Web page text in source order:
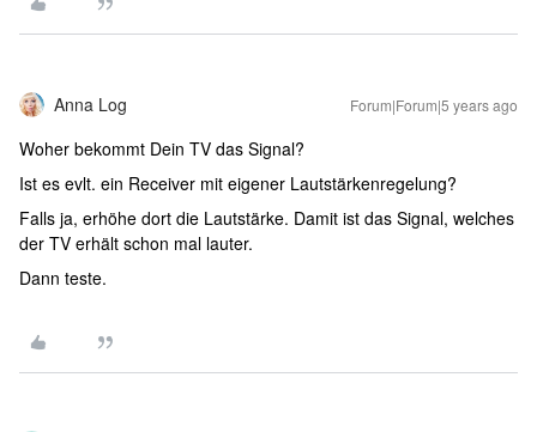
Anna Log Forum|Forum|5 years ago
Woher bekommt Dein TV das Signal?
Ist es evlt. ein Receiver mit eigener Lautstärkenregelung?
Falls ja, erhöhe dort die Lautstärke. Damit ist das Signal, welches
der TV erhält schon mal lauter.
Dann teste.